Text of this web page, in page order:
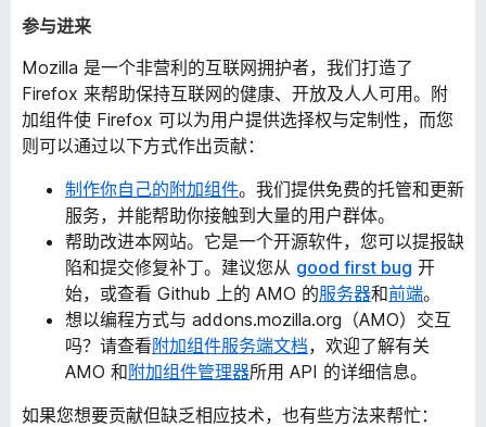
参与进来
Mozilla 是一个非营利的互联网拥护者，我们打造了
Firefox 来帮助保持互联网的健康、开放及人人可用。附
加组件使 Firefox 可以为用户提供选择权与定制性，而您
则可以通过以下方式作出贡献：
制作你自己的附加组件。我们提供免费的托管和更新
服务，并能帮助你接触到大量的用户群体。
帮助改进本网站。它是一个开源软件，您可以提报缺
陷和提交修复补丁。建议您从 good first bug 开
始，或查看 Github 上的 AMO 的服务器和前端。
想以编程方式与 addons.mozilla.org（AMO）交互
吗？请查看附加组件服务端文档，欢迎了解有关
AMO 和附加组件管理器所用 API 的详细信息。
如果您想要贡献但缺乏相应技术，也有些方法来帮忙：